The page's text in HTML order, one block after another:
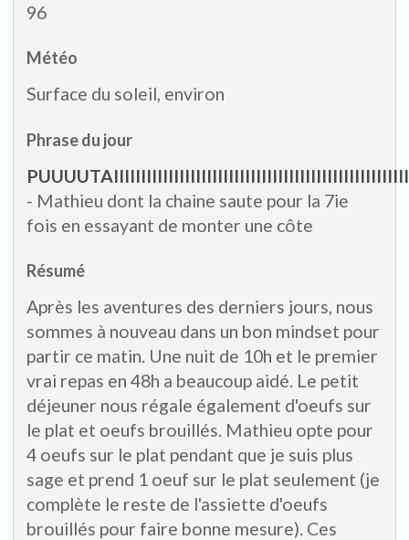
96
Météo
Surface du soleil, environ
Phrase du jour
- Mathieu dont la chaine saute pour la 7ie
fois en essayant de monter une côte
Résumé
Après les aventures des derniers jours, nous
sommes à nouveau dans un bon mindset pour
partir ce matin. Une nuit de 10h et le premier
vrai repas en 48h a beaucoup aidé. Le petit
déjeuner nous régale également d'oeufs sur
le plat et oeufs brouillés. Mathieu opte pour
4 oeufs sur le plat pendant que je suis plus
sage et prend 1 oeuf sur le plat seulement (je
complète le reste de l'assiette d'oeufs
brouillés pour faire bonne mesure). Ces